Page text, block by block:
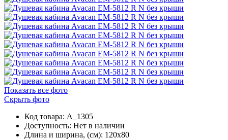
Показать все фото
Скрыть фото
Код товара: A_1305
Доступность: Нет в наличии
Длина и ширина, (см): 120x80